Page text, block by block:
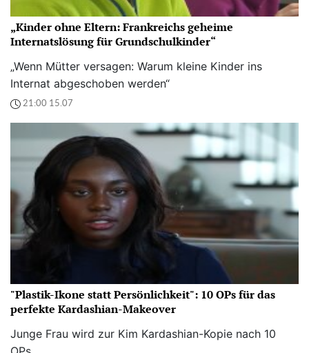
„Kinder ohne Eltern: Frankreichs geheime
Internatslösung für Grundschulkinder“
„Wenn Mütter versagen: Warum kleine Kinder ins
Internat abgeschoben werden“
21:00 15.07
"Plastik-Ikone statt Persönlichkeit": 10 OPs für das
perfekte Kardashian-Makeover
Junge Frau wird zur Kim Kardashian-Kopie nach 10